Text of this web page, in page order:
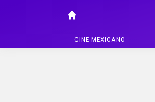
CINE MEXICANO